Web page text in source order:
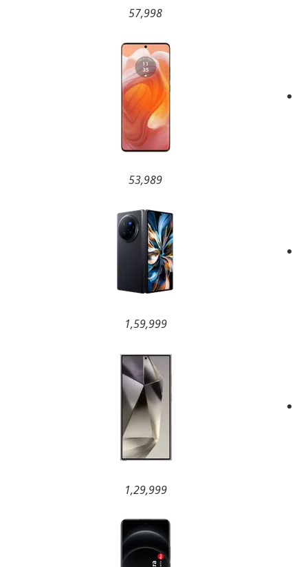
57,998
53,989
1,59,999
1,29,999